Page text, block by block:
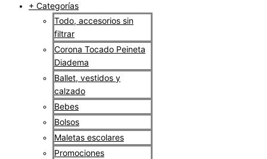
+ Categorías
Todo, accesorios sin
filtrar
Corona Tocado Peineta
Diadema
Ballet, vestidos y
calzado
Bebes
Bolsos
Maletas escolares
Promociones